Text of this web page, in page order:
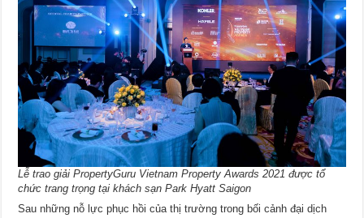
Lễ trao giải PropertyGuru Vietnam Property Awards 2021 được tổ
chức trang trọng tại khách sạn Park Hyatt Saigon
Sau những nỗ lực phục hồi của thị trường trong bối cảnh đại dịch